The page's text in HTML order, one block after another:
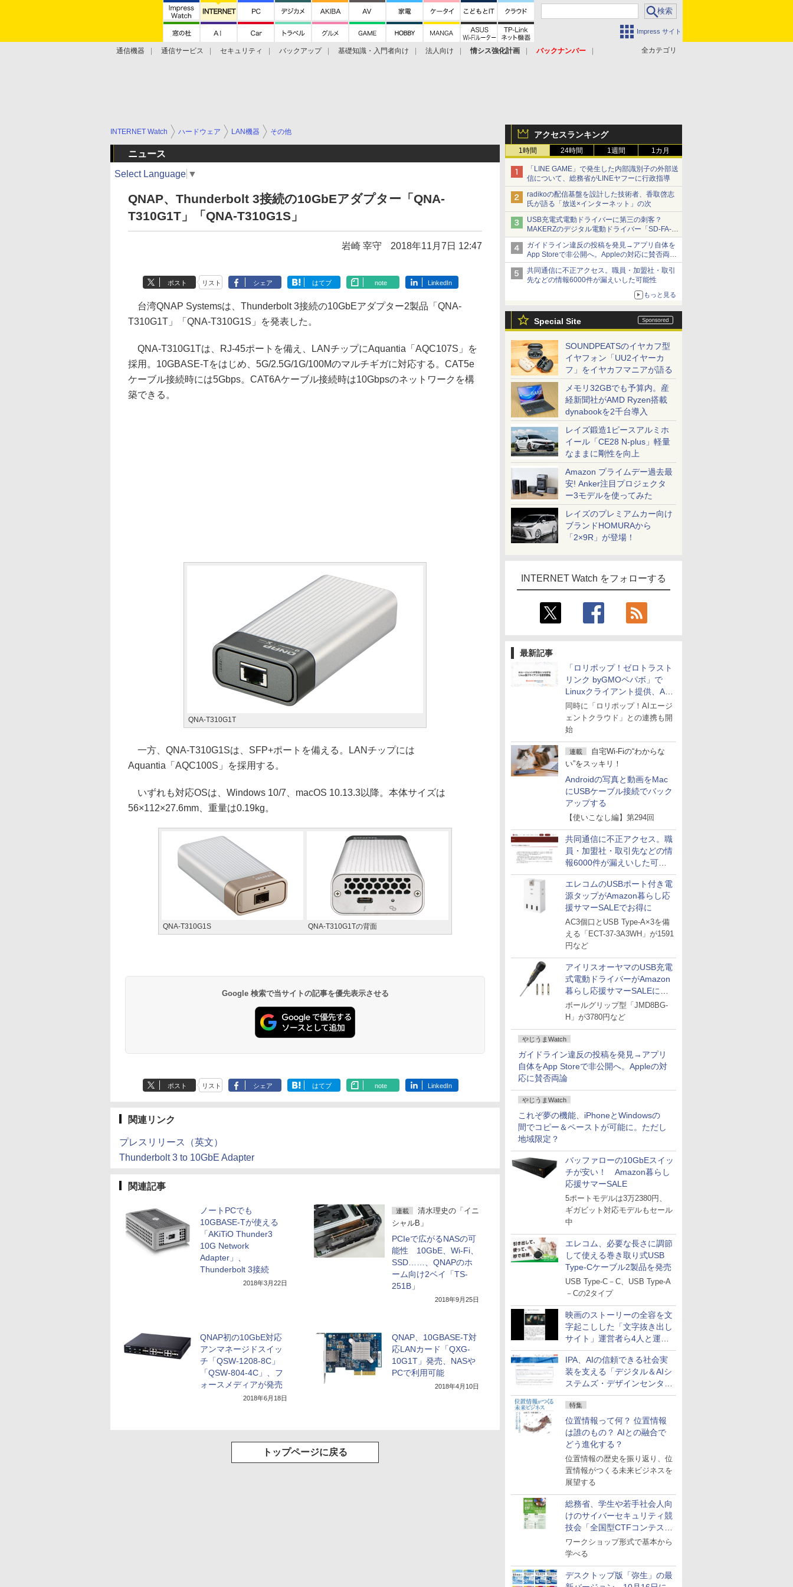
Impress サイト
全カテゴリ
通信機器 通信サービス セキュリティ バックアップ 基礎知識・入門者向け 法人向け 情シス強化計画
バックナンバー
アクセスランキング
1時間 24時間 1週間 1カ月
「LINE GAME」で発生した内部識別子の外部送
信について、総務省がLINEヤフーに行政指導
radikoの配信基盤を設計した技術者、香取啓志
氏が語る「放送×インターネット」の次
USB充電式電動ドライバーに第三の刺客？
MAKERZのデジタル電動ドライバー「SD-FA-
2000L」を、ベッセル、パナソニックと比較し
てみた 【テレワークグッズ・ミニレビュー 第
165回】
ガイドライン違反の投稿を発見→アプリ自体を
App Storeで非公開へ。Appleの対応に賛否両論
【やじうまWatch】
共同通信に不正アクセス。職員・加盟社・取引
先などの情報6000件が漏えいした可能性
もっと見る
Special Site
SOUNDPEATSのイヤカフ型
イヤフォン「UU2イヤーカ
フ」をイヤカフマニアが語る
メモリ32GBでも予算内。産
経新聞社がAMD Ryzen搭載
dynabookを2千台導入
レイズ鍛造1ピースアルミホ
イール「CE28 N-plus」軽量
なままに剛性を向上
Amazon プライムデー過去最
安! Anker注目プロジェクタ
ー3モデルを使ってみた
レイズのプレミアムカー向け
ブランドHOMURAから
「2×9R」が登場！
INTERNET Watch をフォローする
最新記事
「ロリポップ！ゼロトラスト
リンク byGMOペパボ」で
Linuxクライアント提供、AI
エージェントの接続が容易に
同時に「ロリポップ！AIエージ
ェントクラウド」との連携も開
始
連載
自宅Wi-Fiの“わからな
い”をスッキリ！
Androidの写真と動画をMac
にUSBケーブル接続でバック
アップする
【使いこなし編】第294回
共同通信に不正アクセス。職
員・加盟社・取引先などの情
報6000件が漏えいした可能
性
エレコムのUSBポート付き電
源タップがAmazon暮らし応
援サマーSALEでお得に
AC3個口とUSB Type-A×3を備
える「ECT-37-3A3WH」が1591
円など
アイリスオーヤマのUSB充電
式電動ドライバーがAmazon
暮らし応援サマーSALEに登
場
ボールグリップ型「JMD8BG-
H」が3780円など
やじうまWatch
ガイドライン違反の投稿を発見→アプリ
自体をApp Storeで非公開へ。Appleの対
応に賛否両論
やじうまWatch
これぞ夢の機能、iPhoneとWindowsの
間でコピー＆ペーストが可能に。ただし
地域限定？
バッファローの10GbEスイッ
チが安い！ Amazon暮らし
応援サマーSALE
5ポートモデルは3万2380円、
ギガビット対応モデルもセール
中
エレコム、必要な長さに調節
して使える巻き取り式USB
Type-Cケーブル2製品を発売
USB Type-C－C、USB Type-A
－Cの2タイプ
映画のストーリーの全容を文
字起こしした「文字抜き出し
サイト」運営者ら4人と運営
法人に有罪判決
IPA、AIの信頼できる社会実
装を支える「デジタル＆AIシ
ステムズ・デザインセンタ
ー」新設
特集
位置情報って何？ 位置情報
は誰のもの？ AIとの融合で
どう進化する？
位置情報の歴史を振り返り、位
置情報がつくる未来ビジネスを
展望する
総務省、学生や若手社会人向
けのサイバーセキュリティ競
技会「全国型CTFコンテス
ト」を10月に開催、参加受付
中
ワークショップ形式で基本から
学べる
デスクトップ版「弥生」の最
INTERNET Watch ハードウェア LAN機器 その他
ニュース
Select Language ▼
QNAP、Thunderbolt 3接続の10GbEアダプター「QNA-
T310G1T」「QNA-T310G1S」
岩崎 宰守 2018年11月7日 12:47
ポスト リスト シェア はてブ note LinkedIn
台湾QNAP Systemsは、Thunderbolt 3接続の10GbEアダプター2製品「QNA-
T310G1T」「QNA-T310G1S」を発表した。
QNA-T310G1Tは、RJ-45ポートを備え、LANチップにAquantia「AQC107S」を
採用。10GBASE-Tをはじめ、5G/2.5G/1G/100Mのマルチギガに対応する。CAT5e
ケーブル接続時には5Gbps。CAT6Aケーブル接続時は10Gbpsのネットワークを構
築できる。
QNA-T310G1T
一方、QNA-T310G1Sは、SFP+ポートを備える。LANチップには
Aquantia「AQC100S」を採用する。
いずれも対応OSは、Windows 10/7、macOS 10.13.3以降。本体サイズは
56×112×27.6mm、重量は0.19kg。
QNA-T310G1S QNA-T310G1Tの背面
Google 検索で当サイトの記事を優先表示させる
ポスト リスト シェア はてブ note LinkedIn
関連リンク
プレスリリース（英文）
Thunderbolt 3 to 10GbE Adapter
関連記事
ノートPCでも
10GBASE-Tが使える
「AKiTiO Thunder3
10G Network
Adapter」、
Thunderbolt 3接続
2018年3月22日
連載
清水理史の「イニ
シャルB」
PCIeで広がるNASの可
能性 10GbE、Wi-Fi、
SSD……、QNAPのホ
ーム向け2ベイ「TS-
251B」
2018年9月25日
QNAP初の10GbE対応
アンマネージドスイッ
チ「QSW-1208-8C」
「QSW-804-4C」、フ
ォースメディアが発売
2018年6月18日
QNAP、10GBASE-T対
応LANカード「QXG-
10G1T」発売、NASや
PCで利用可能
2018年4月10日
トップページに戻る